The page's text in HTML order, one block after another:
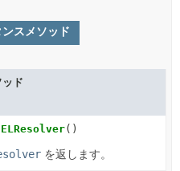
スメソッド
ッド
()
を返します。